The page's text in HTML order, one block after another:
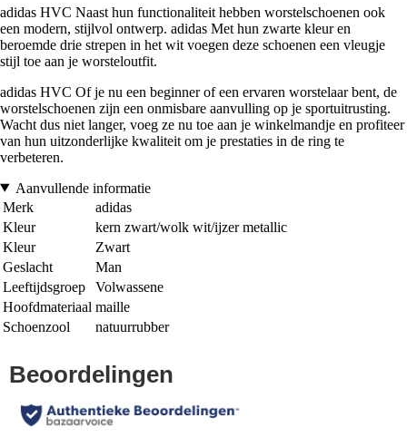
adidas HVC Naast hun functionaliteit hebben worstelschoenen ook
een modern, stijlvol ontwerp. adidas Met hun zwarte kleur en
beroemde drie strepen in het wit voegen deze schoenen een vleugje
stijl toe aan je worsteloutfit.
adidas HVC Of je nu een beginner of een ervaren worstelaar bent, de
worstelschoenen zijn een onmisbare aanvulling op je sportuitrusting.
Wacht dus niet langer, voeg ze nu toe aan je winkelmandje en profiteer
van hun uitzonderlijke kwaliteit om je prestaties in de ring te
verbeteren.
Aanvullende informatie
Merk
adidas
Kleur
kern zwart/wolk wit/ijzer metallic
Kleur
Zwart
Geslacht
Man
Leeftijdsgroep
Volwassene
Hoofdmateriaal maille
Schoenzool
natuurrubber